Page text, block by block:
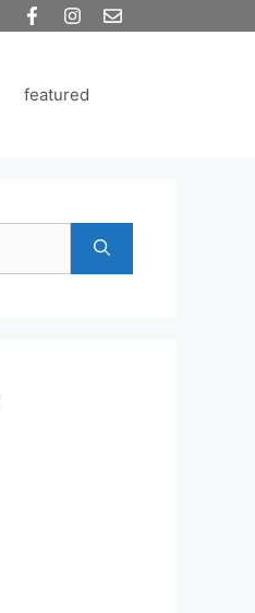
featured